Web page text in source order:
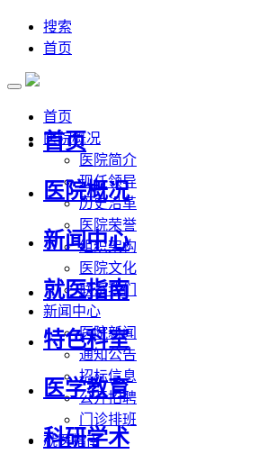
搜索
首页
首页
医院概况
医院简介
现任领导
历史沿革
医院荣誉
组织架构
医院文化
联系我们
新闻中心
医院新闻
通知公告
招标信息
公开招聘
门诊排班
就医指南
首页
医院概况
新闻中心
就医指南
特色科室
医学教育
科研学术